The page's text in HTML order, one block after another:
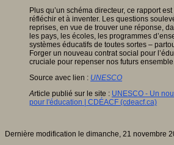
Plus qu’un schéma directeur, ce rapport
réfléchir et à inventer. Les questions
reprises, en vue de trouver une réponse,
les pays, les écoles, les programmes
systèmes éducatifs de toutes sortes –
Forger un nouveau contrat social pour
cruciale pour repenser nos futurs
Source avec lien : UNESCO
Article publié sur le site : UNESCO - Un
pour l'éducation | CDÉACF (cdeacf.ca)
Dernière modification le dimanche, 21 novembre